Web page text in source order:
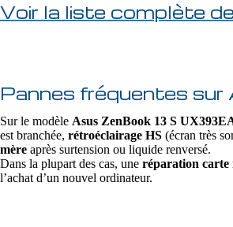
Voir la liste complète
Pannes fréquentes
Sur le modèle Asus ZenBook 13 S
est branchée, rétroéclairage HS (écran très
mère après surtension ou liquide renversé.
Dans la plupart des cas, une réparation carte
l’achat d’un nouvel ordinateur.